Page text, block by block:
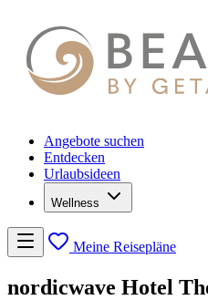
Angebote suchen
Entdecken
Urlaubsideen
Wellness
Meine Reisepläne
nordicwave Hotel